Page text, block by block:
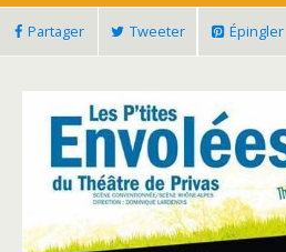
Partager Tweeter Épingler